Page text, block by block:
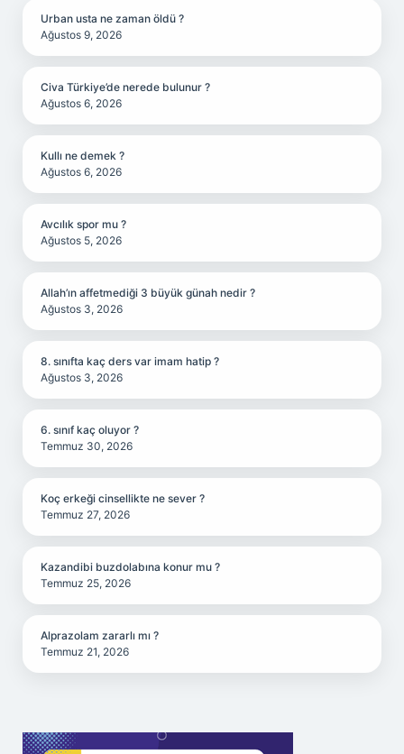
Urban usta ne zaman öldü ?
Ağustos 9, 2026
Civa Türkiye’de nerede bulunur ?
Ağustos 6, 2026
Kullı ne demek ?
Ağustos 6, 2026
Avcılık spor mu ?
Ağustos 5, 2026
Allah’ın affetmediği 3 büyük günah nedir ?
Ağustos 3, 2026
8. sınıfta kaç ders var imam hatip ?
Ağustos 3, 2026
6. sınıf kaç oluyor ?
Temmuz 30, 2026
Koç erkeği cinsellikte ne sever ?
Temmuz 27, 2026
Kazandibi buzdolabına konur mu ?
Temmuz 25, 2026
Alprazolam zararlı mı ?
Temmuz 21, 2026